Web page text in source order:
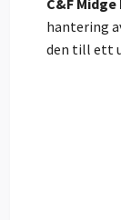
C&F
hantering
den till ett